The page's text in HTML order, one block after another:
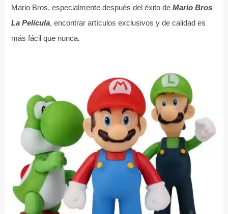
Mario Bros, especialmente después del éxito de Mario Bros
La Película, encontrar artículos exclusivos y de calidad es
más fácil que nunca.